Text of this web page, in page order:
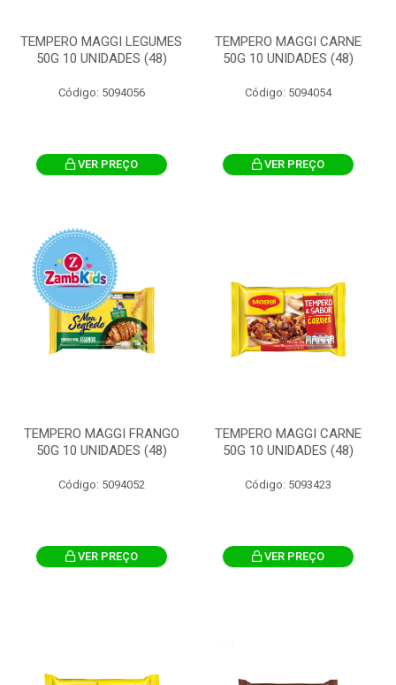
TEMPERO MAGGI LEGUMES
50G 10 UNIDADES (48)
Código: 5094056
VER PREÇO
TEMPERO MAGGI CARNE
50G 10 UNIDADES (48)
Código: 5094054
VER PREÇO
TEMPERO MAGGI FRANGO
50G 10 UNIDADES (48)
Código: 5094052
VER PREÇO
TEMPERO MAGGI CARNE
50G 10 UNIDADES (48)
Código: 5093423
VER PREÇO